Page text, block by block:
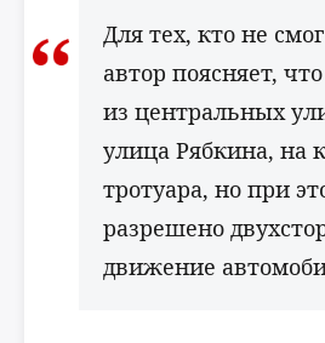
Для тех, кто не
автор поясняет,
из центральных
улица Рябкина, на
тротуара, но при
разрешено
движение